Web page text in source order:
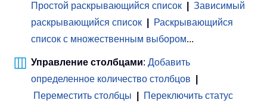
Простой раскрывающийся список
Зависимый
раскрывающийся список
Раскрывающийся
список с множественным выбором...
Управление столбцами: Добавить
определенное количество столбцов
Переместить столбцы
Переключить статус